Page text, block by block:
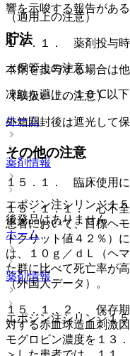
響を示唆する報告がある
貯法
（保管上の注意）
凍結を避け、１０℃以下
ホーム
薬剤情報
エポジン注シリンジ１
後発品はありません
ホーム
薬剤情報
エポジン注シリンジ１
（適用上の注意）
１４．１． 薬剤投与
本剤を投与する場合は
（取扱い上の注意）
外箱開封後は遮光して保
その他の注意
１５．１． 臨床使用
１５．１．１． 心不
患者において、目標ヘ
トクリット値４２％）
は、１０ｇ／ｄＬ（ヘ
た群に比べて死亡率が
（外国人データ）。
１５．１．２． 保存
対する赤血球造血刺激
モグロビン濃度を１３